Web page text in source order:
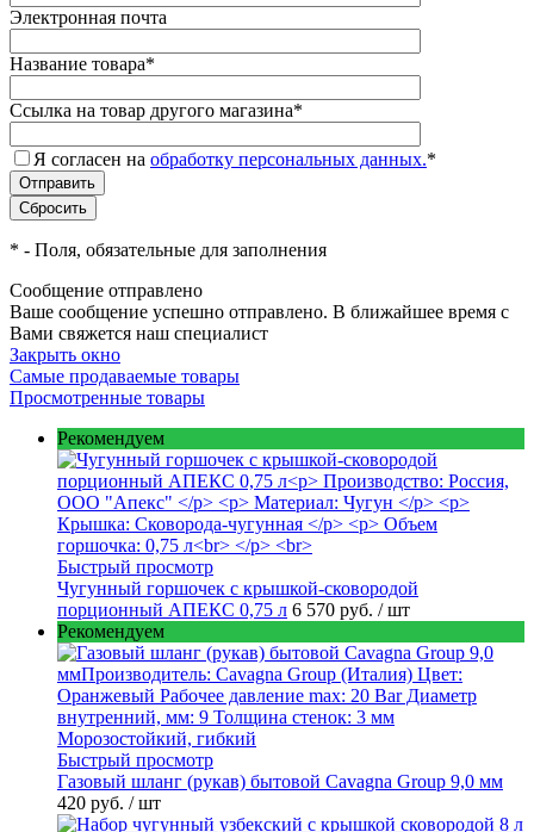
Электронная почта
Название товара*
Ссылка на товар другого магазина*
Я согласен на обработку персональных данных.*
* - Поля, обязательные для заполнения
Сообщение отправлено
Ваше сообщение успешно отправлено. В ближайшее время с
Вами свяжется наш специалист
Закрыть окно
Самые продаваемые товары
Просмотренные товары
Рекомендуем
Быстрый просмотр
Чугунный горшочек с крышкой-сковородой
порционный АПЕКС 0,75 л 6 570 руб. / шт
Рекомендуем
Быстрый просмотр
Газовый шланг (рукав) бытовой Cavagna Group 9,0 мм
420 руб. / шт